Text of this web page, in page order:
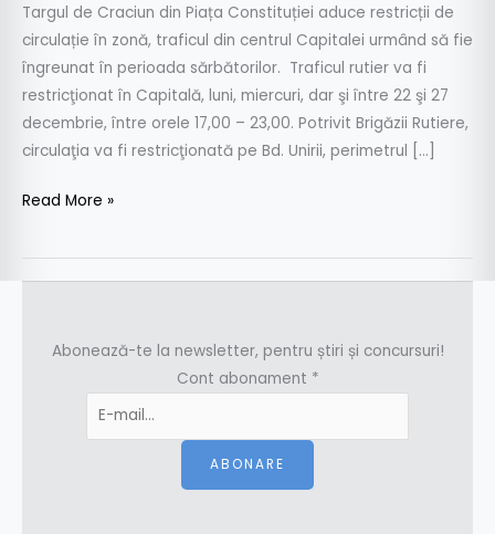
Targul de Craciun din Piața Constituției aduce restricții de
circulație în zonă, traficul din centrul Capitalei urmând să fie
îngreunat în perioada sărbătorilor. Traficul rutier va fi
restricţionat în Capitală, luni, miercuri, dar şi între 22 şi 27
decembrie, între orele 17,00 – 23,00. Potrivit Brigăzii Rutiere,
circulaţia va fi restricţionată pe Bd. Unirii, perimetrul […]
Read More »
Abonează-te la newsletter, pentru știri și concursuri!
Cont abonament *
ABONARE